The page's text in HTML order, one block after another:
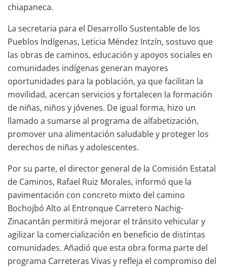
chiapaneca.
La secretaria para el Desarrollo Sustentable de los
Pueblos Indígenas, Leticia Méndez Intzín, sostuvo que
las obras de caminos, educación y apoyos sociales en
comunidades indígenas generan mayores
oportunidades para la población, ya que facilitan la
movilidad, acercan servicios y fortalecen la formación
de niñas, niños y jóvenes. De igual forma, hizo un
llamado a sumarse al programa de alfabetización,
promover una alimentación saludable y proteger los
derechos de niñas y adolescentes.
Por su parte, el director general de la Comisión Estatal
de Caminos, Rafael Ruiz Morales, informó que la
pavimentación con concreto mixto del camino
Bochojbó Alto al Entronque Carretero Nachig-
Zinacantán permitirá mejorar el tránsito vehicular y
agilizar la comercialización en beneficio de distintas
comunidades. Añadió que esta obra forma parte del
programa Carreteras Vivas y refleja el compromiso del